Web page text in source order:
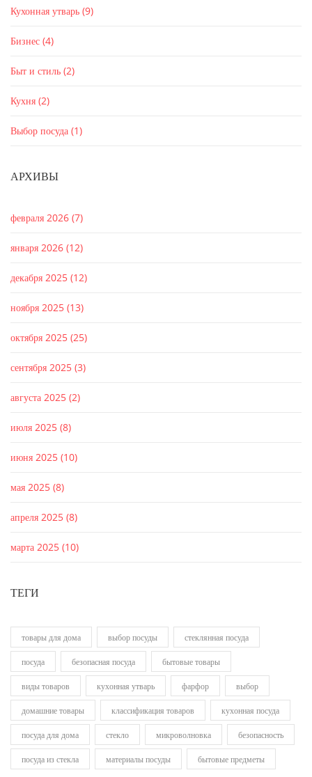
Кухонная утварь (9)
Бизнес (4)
Быт и стиль (2)
Кухня (2)
Выбор посуда (1)
АРХИВЫ
февраля 2026 (7)
января 2026 (12)
декабря 2025 (12)
ноября 2025 (13)
октября 2025 (25)
сентября 2025 (3)
августа 2025 (2)
июля 2025 (8)
июня 2025 (10)
мая 2025 (8)
апреля 2025 (8)
марта 2025 (10)
ТЕГИ
товары для дома выбор посуды стеклянная посуда
посуда безопасная посуда бытовые товары
виды товаров кухонная утварь фарфор выбор
домашние товары классификация товаров кухонная посуда
посуда для дома стекло микроволновка безопасность
посуда из стекла материалы посуды бытовые предметы